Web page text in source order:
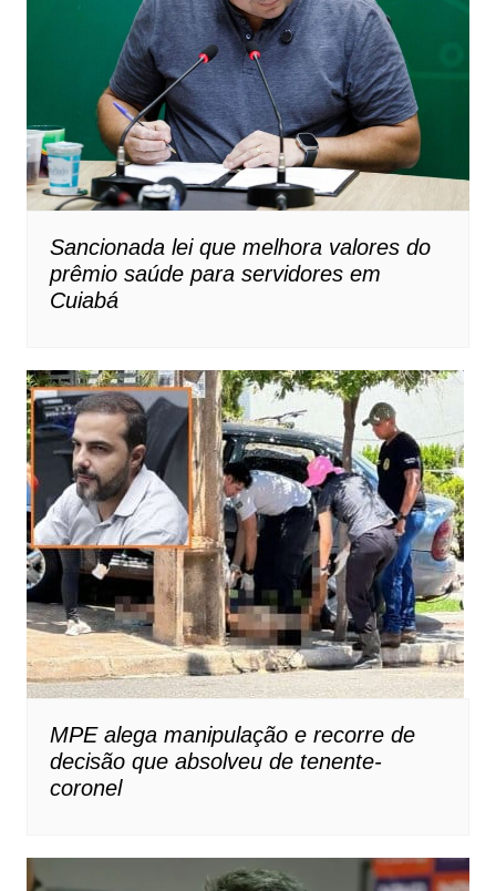
Sancionada lei que melhora valores do
prêmio saúde para servidores em
Cuiabá
MPE alega manipulação e recorre de
decisão que absolveu de tenente-
coronel